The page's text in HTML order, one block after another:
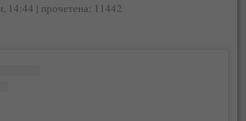
14:44 | прочетена: 11442